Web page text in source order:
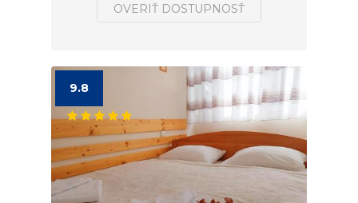
OVERIŤ DOSTUPNOSŤ
9.8